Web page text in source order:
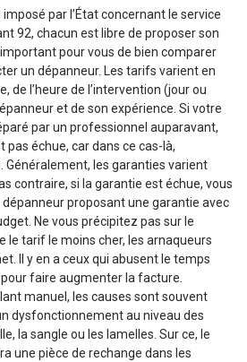
par l’État concernant le service
92, chacun est libre de proposer son
pour vous de bien comparer
un dépanneur. Les tarifs varient en
de l’heure de l’intervention (jour ou
et de son expérience. Si votre
par un professionnel auparavant,
pas échue, car dans ce cas-là,
Généralement, les garanties varient
contraire, si la garantie est échue, vous
proposant une garantie avec
Ne vous précipitez pas sur le
le tarif le moins cher, les arnaqueurs
Il y en a ceux qui abusent le temps
faire augmenter la facture.
manuel, les causes sont souvent
dysfonctionnement au niveau des
la sangle ou les lamelles. Sur ce, le
une pièce de rechange dans les